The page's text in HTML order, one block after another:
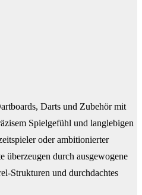
Darts und Zubehör mit
Spielgefühl und langlebigen
oder ambitionierter
überzeugen durch ausgewogene
Strukturen und durchdachtes